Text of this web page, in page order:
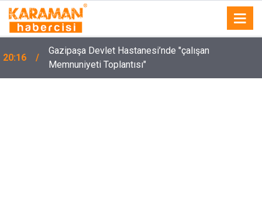
20:16
Gazipaşa Devlet Hastanesi’nde "çalışan
Memnuniyeti Toplantısı"